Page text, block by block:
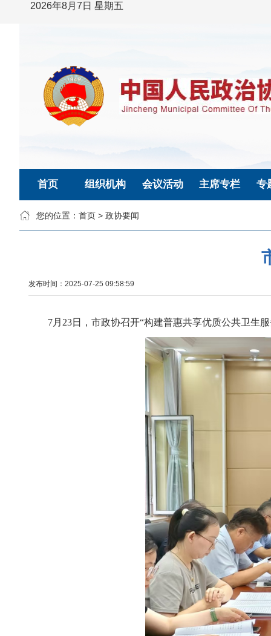
2026年8月7日 星期五
首页 组织机构 会议活动 主席专栏 专
您的位置： 首页 > 政协要闻
发布时间：2025-07-25 09:58:59
7月23日，市政协召开“构建普惠共享优质公共卫生